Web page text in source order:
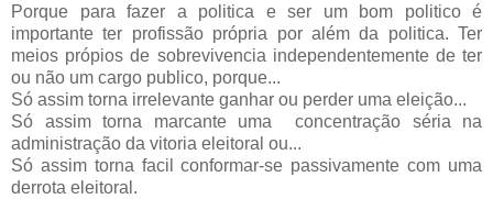
Porque para fazer a politica e ser um bom politico é
importante ter profissão própria por além da politica. Ter
meios própios de sobrevivencia independentemente de ter
ou não um cargo publico, porque...
Só assim torna irrelevante ganhar ou perder uma eleição...
Só assim torna marcante uma concentração séria na
administração da vitoria eleitoral ou...
Só assim torna facil conformar-se passivamente com uma
derrota eleitoral.